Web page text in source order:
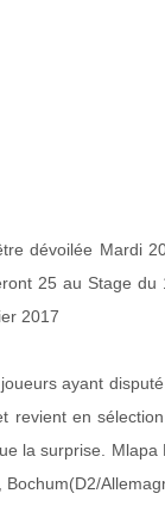
dévoilée Mardi
25 au Stage du
2017
ayant
revient en
la surprise.